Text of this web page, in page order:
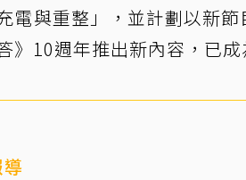
電與重整」，並計劃以新
》10週年推出新內容，已成